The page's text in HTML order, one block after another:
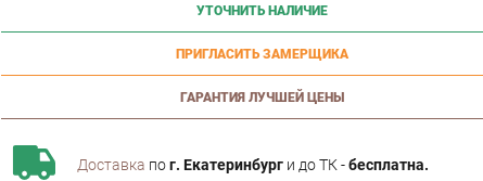
УТОЧНИТЬ НАЛИЧИЕ
ПРИГЛАСИТЬ ЗАМЕРЩИКА
ГАРАНТИЯ ЛУЧШЕЙ ЦЕНЫ
Доставка пог. Екатеринбург и до ТК -бесплатна.